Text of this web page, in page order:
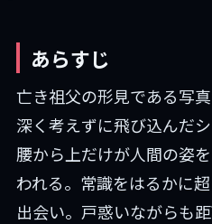
あらすじ
亡き祖父の形見である写
深く考えずに飛び込んだ
腰から上だけが人間の姿
われる。常識をはるかに
出会い。戸惑いながらも